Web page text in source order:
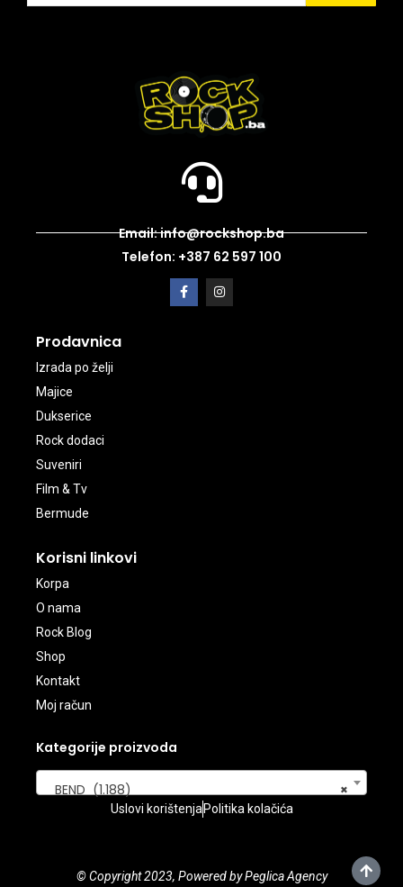
Email: info@rockshop.ba
Telefon: +387 62 597 100
Prodavnica
Izrada po želji
Majice
Dukserice
Rock dodaci
Suveniri
Film & Tv
Bermude
Korisni linkovi
Korpa
O nama
Rock Blog
Shop
Kontakt
Moj račun
Kategorije proizvoda
×
BEND (1.188)
Uslovi korištenja Politika kolačića
© Copyright 2023, Powered by Peglica Agency